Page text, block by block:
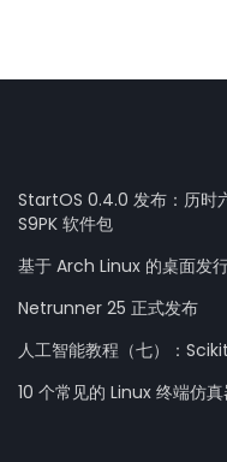
StartOS 0.4.0 发布：历时
S9PK 软件包
基于 Arch Linux 的桌面发
Netrunner 25 正式发布
人工智能教程（七）：
10 个常见的 Linux 终端仿真